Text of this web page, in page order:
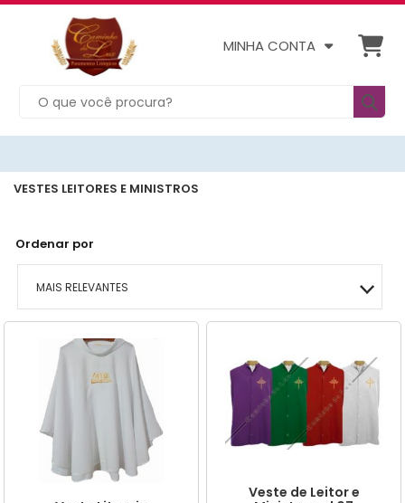
MINHA CONTA
VESTES LEITORES E MINISTROS
Ordenar por
MAIS RELEVANTES
MENOR PREÇO
MAIOR PREÇO
A - Z
Veste de Leitor e